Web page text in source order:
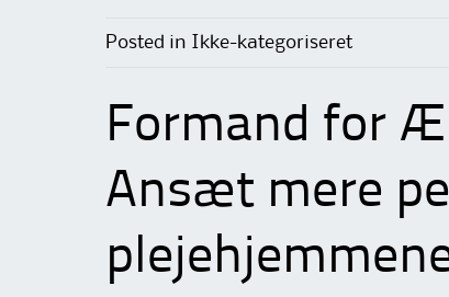
Posted in Ikke-kategoriseret
Formand for
Ansæt mere